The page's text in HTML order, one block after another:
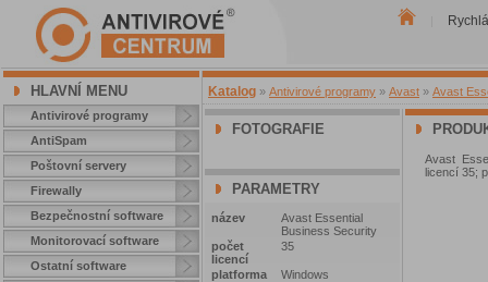
HLAVNÍ MENU
Antivirové programy
AntiSpam
Poštovní servery
Firewally
Bezpečnostní software
Monitorovací software
Ostatní software
Katalog » Antivirové programy » Avast » Avast
FOTOGRAFIE
PARAMETRY
název
Avast Essential
Business Security
počet
licencí
35
platforma
Windows
Avast
licencí 35;